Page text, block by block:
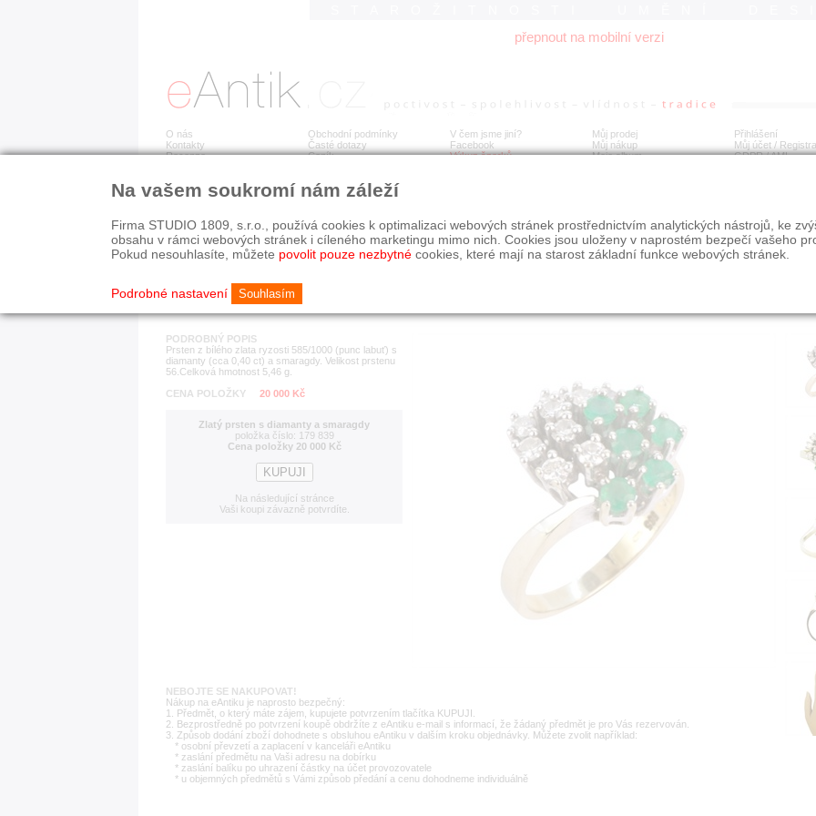
přepnout na mobilní verzi
O nás
Kontakty
Recenze
Obchodní podmínky
Časté dotazy
Ceník
V čem jsme jiní?
Facebook
Výkup šperků
Můj prodej
Můj nákup
Moje album
Přihlášení
Můj účet /
GDPR/AML
Detail položky č. 179 839 Zlatý prsten s diamanty a smaragdy
PODROBNÝ POPIS
Prsten z bílého zlata ryzosti 585/1000 (punc labuť) s
diamanty (cca 0,40 ct) a smaragdy. Velikost prstenu
56.Celková hmotnost 5,46 g.
CENA POLOŽKY
20 000 Kč
Zlatý prsten s diamanty a smaragdy
položka číslo: 179 839
Cena položky 20 000 Kč
Na následující stránce
Vaši koupi závazně potvrdíte.
NEBOJTE SE NAKUPOVAT!
Nákup na eAntiku je naprosto bezpečný:
1. Předmět, o který máte zájem, kupujete potvrzením tlačítka KUPUJI.
2. Bezprostředně po potvrzení koupě obdržíte z eAntiku e-mail s informací, že žádaný předmět je pro Vás rezervován.
3. Způsob dodání zboží dohodnete s obsluhou eAntiku v dalším kroku objednávky. Můžete zvolit například:
* osobní převzetí a zaplacení v kanceláři eAntiku
* zaslání předmětu na Vaši adresu na dobírku
* zaslání balíku po uhrazení částky na účet provozovatele
* u objemných předmětů s Vámi způsob předání a cenu dohodneme individuálně
Na vašem soukromí nám záleží
Firma STUDIO 1809, s.r.o., používá cookies k optimalizaci webových stránek prostřednictvím analytických nástrojů, ke
obsahu v rámci webových stránek i cíleného marketingu mimo nich. Cookies jsou uloženy v naprostém bezpečí vašeho
Pokud nesouhlasíte, můžete povolit pouze nezbytné cookies, které mají na starost základní funkce webových stránek.
Podrobné nastavení Souhlasím